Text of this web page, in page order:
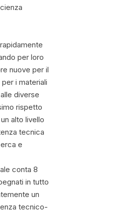
per loro
nuove per il
i materiali
diverse
rispetto
alto livello
tecnica
e
conta 8
in tutto
un
tecnico-